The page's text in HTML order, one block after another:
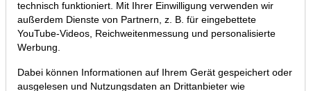
Diese 3 Dividenden-Aktien sind in
meinem privaten Depot am
höchsten gewichtet
technisch funktioniert. Mit Ihrer Einwilligung verwenden wir
außerdem Dienste von Partnern, z. B. für eingebettete
YouTube-Videos, Reichweitenmessung und personalisierte
Werbung.
Dabei können Informationen auf Ihrem Gerät gespeichert oder
ausgelesen und Nutzungsdaten an Drittanbieter wie